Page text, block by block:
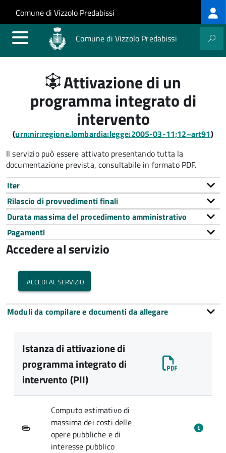
Salta al contenuto principale
Skip to site navigation
Comune di Vizzolo Predabissi
Comune di Vizzolo Predabissi
Attivazione di un
programma integrato di
intervento
(urn:nir:regione.lombardia:legge:2005-03-11;12~art91)
Il servizio può essere attivato presentando tutta la
documentazione prevista, consultabile in formato PDF.
Iter
Rilascio di provvedimenti finali
Durata massima del procedimento amministrativo
Pagamenti
Accedere al servizio
accedi al servizio
Moduli da compilare e documenti da allegare
Istanza di attivazione di
programma integrato di
intervento (PII)
Computo estimativo di
massima dei costi delle
opere pubbliche e di
interesse pubblico